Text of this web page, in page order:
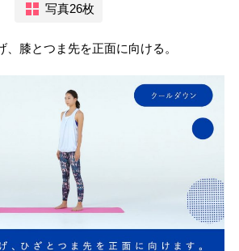
写真26枚
、膝とつま先を正面に向ける。